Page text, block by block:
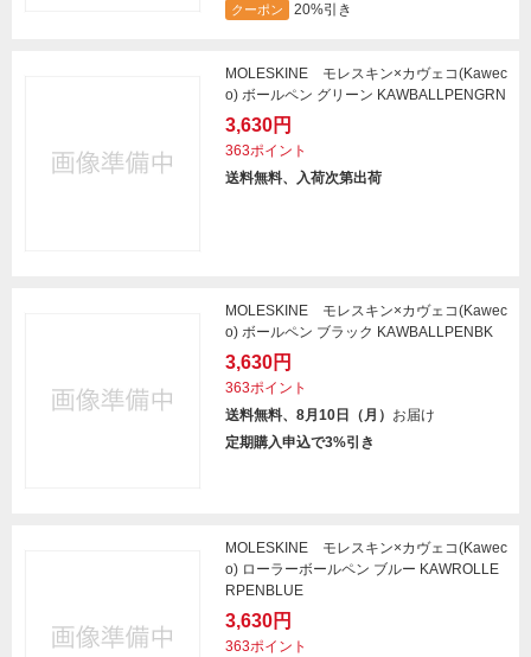
クーポン 20%引き
MOLESKINE モレスキン×カヴェコ(Kawec
o) ボールペン グリーン KAWBALLPENGRN
3,630円
363ポイント
送料無料、入荷次第出荷
MOLESKINE モレスキン×カヴェコ(Kawec
o) ボールペン ブラック KAWBALLPENBK
3,630円
363ポイント
送料無料、8月10日（月） お届け
定期購入申込で3%引き
MOLESKINE モレスキン×カヴェコ(Kawec
o) ローラーボールペン ブルー KAWROLLE
RPENBLUE
3,630円
363ポイント